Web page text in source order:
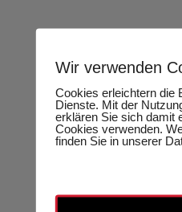
Wir verwenden
Cookies erleichtern die
Dienste. Mit der
erklären Sie sich damit
Cookies verwenden.
finden Sie in unserer